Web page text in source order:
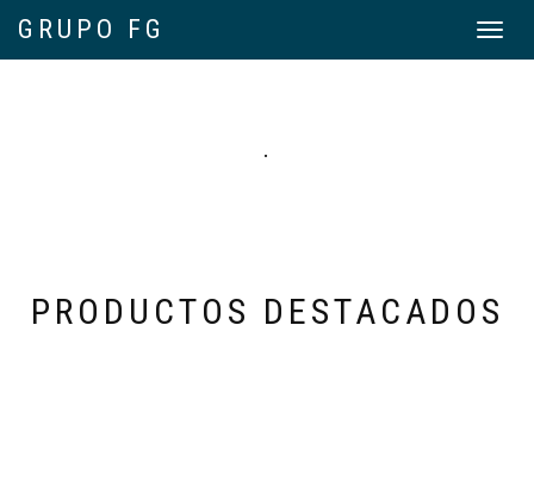
Toggle
GRUPO FG
.
PRODUCTOS DESTACADOS